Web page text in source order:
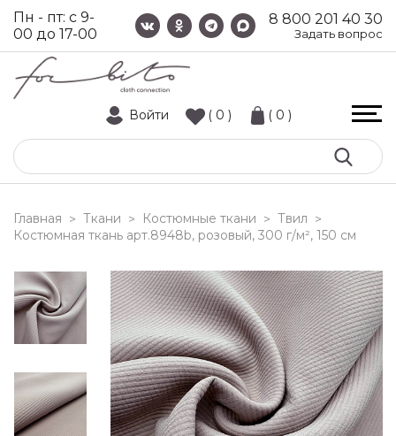
8 800 201 40 30
Задать вопрос
Пн - пт: с 9-
00 до 17-00
Войти ( 0 ) ( 0 )
Главная > Ткани > Костюмные ткани > Твил >
костюмная ткань арт.8948b, розовый, 300 г/м², 150 см